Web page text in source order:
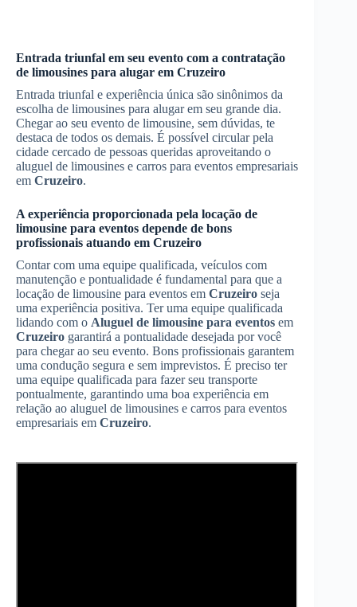
Entrada triunfal em seu evento com a contratação
de limousines para alugar em Cruzeiro
Entrada triunfal e experiência única são sinônimos da
escolha de limousines para alugar em seu grande dia.
Chegar ao seu evento de limousine, sem dúvidas, te
destaca de todos os demais. É possível circular pela
cidade cercado de pessoas queridas aproveitando o
aluguel de limousines e carros para eventos empresariais
em Cruzeiro.
A experiência proporcionada pela locação de
limousine para eventos depende de bons
profissionais atuando em Cruzeiro
Contar com uma equipe qualificada, veículos com
manutenção e pontualidade é fundamental para que a
locação de limousine para eventos em Cruzeiro seja
uma experiência positiva. Ter uma equipe qualificada
lidando com o Aluguel de limousine para eventos em
Cruzeiro garantirá a pontualidade desejada por você
para chegar ao seu evento. Bons profissionais garantem
uma condução segura e sem imprevistos. É preciso ter
uma equipe qualificada para fazer seu transporte
pontualmente, garantindo uma boa experiência em
relação ao aluguel de limousines e carros para eventos
empresariais em Cruzeiro.